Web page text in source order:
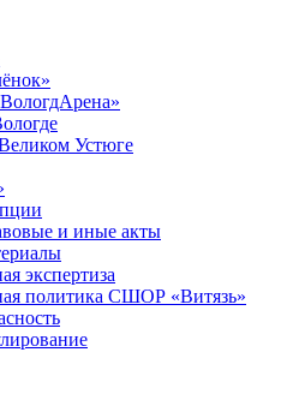
Устюге
и иные акты
экспертиза
политика СШОР «Витязь»